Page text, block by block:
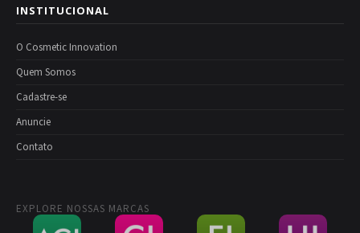
INSTITUCIONAL
O Cosmetic Innovation
Quem Somos
Cadastre-se
Anuncie
Contato
EXPLORE NOSSAS MARCAS